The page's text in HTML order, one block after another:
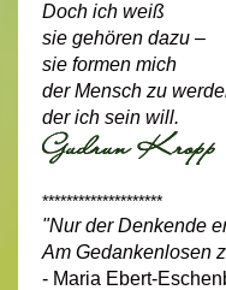
Doch ich weiß
sie gehören dazu –
sie formen mich
der Mensch zu
der ich sein will.
********************
"Nur der Denkende
Am Gedankenlosen
- Maria Ebert-